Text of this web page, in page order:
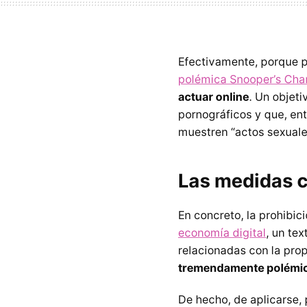
Efectivamente, porque
polémica Snooper’s
actuar online. Un
pornográficos y que,
muestren “actos
Las medidas
En concreto, la
economía digital, un
relacionadas con la
tremendamente
De hecho, de